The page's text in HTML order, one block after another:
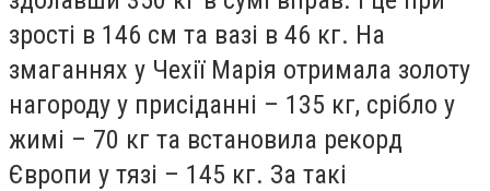
зрості в 146 см та вазі в 46 кг. На
змаганнях у Чехії Марія отримала золоту
нагороду у присіданні – 135 кг, срібло у
жимі – 70 кг та встановила рекорд
Європи у тязі – 145 кг. За такі